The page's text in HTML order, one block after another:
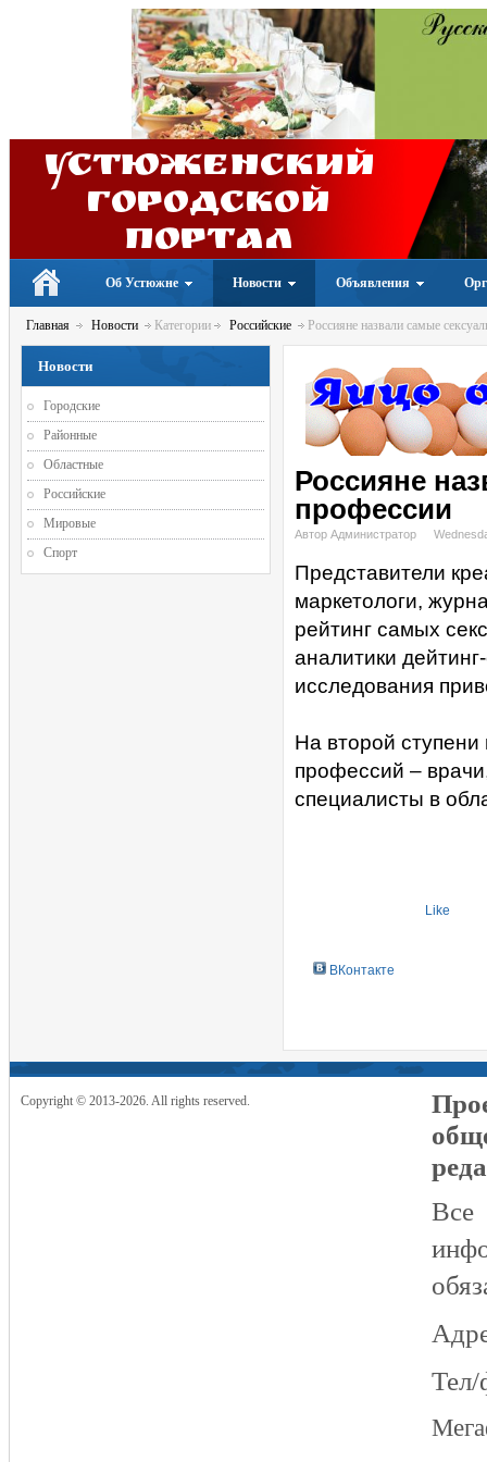
Устюженский
Городской
портал
Об Устюжне Новости Объявления
Главная Новости Категории Российские Россияне назвали самые
Россияне
профессии
Автор Администратор
Представители
маркетологи,
рейтинг самых
аналитики
исследования
На второй ступени
профессий –
специалисты в
Like
ВКонтакте
Новости
Городские
Районные
Областные
Российские
Мировые
Спорт
Copyright © 2013-2026. All rights reserved.